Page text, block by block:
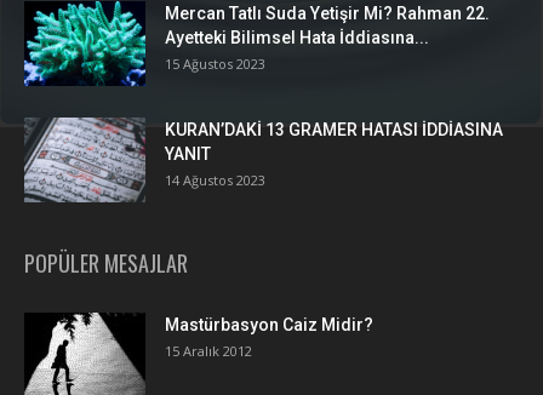
Mercan Tatlı Suda Yetişir Mi? Rahman 22.
Ayetteki Bilimsel Hata İddiasına...
15 Ağustos 2023
KURAN’DAKİ 13 GRAMER HATASI İDDİASINA
YANIT
14 Ağustos 2023
POPÜLER MESAJLAR
Mastürbasyon Caiz Midir?
15 Aralık 2012